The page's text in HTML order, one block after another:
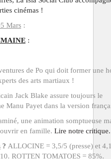
cinémas !
Mars:
:
de Po qui doit former une
des arts martiaux !
Jack Blake assure toujours le
Manu Payet dans la version
une animation somptueuse
en famille. Lire notre critique.
? ALLOCINE = 3,5/5 (presse) et
ROTTEN TOMATOES = 85%.